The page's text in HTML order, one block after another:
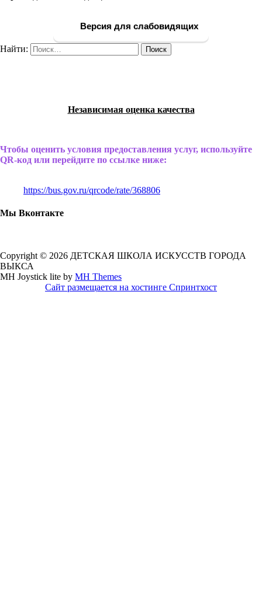
Версия для слабовидящих
Найти:
Независимая оценка качества
Чтобы оценить условия предоставления услуг, используйте
QR-код или перейдите по ссылке ниже:
https://bus.gov.ru/qrcode/rate/368806
Мы Вконтакте
Copyright © 2026 ДЕТСКАЯ ШКОЛА ИСКУССТВ ГОРОДА
ВЫКСА
MH Joystick lite by MH Themes
Сайт размещается на хостинге Спринтхост